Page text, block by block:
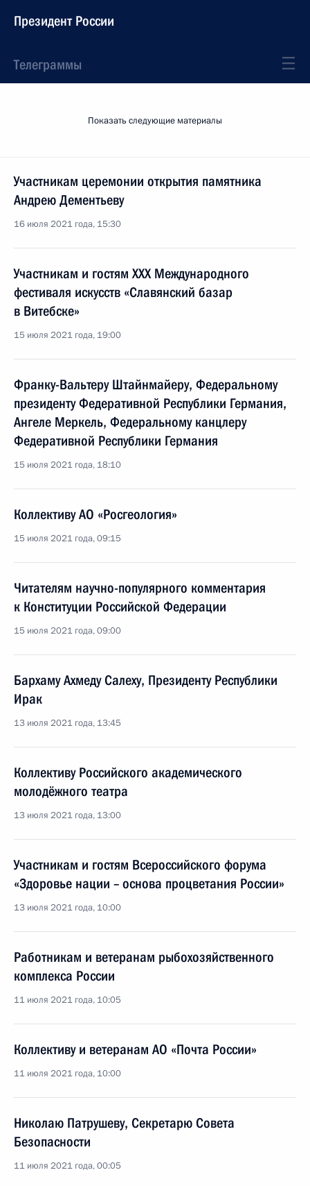
Президент России
Телеграммы
Показать следующие материалы
Участникам церемонии открытия памятника
Андрею Дементьеву
16 июля 2021 года, 15:30
Участникам и гостям XXX Международного
фестиваля искусств «Славянский базар
в Витебске»
15 июля 2021 года, 19:00
Франку-Вальтеру Штайнмайеру, Федеральному
президенту Федеративной Республики Германия,
Ангеле Меркель, Федеральному канцлеру
Федеративной Республики Германия
15 июля 2021 года, 18:10
Коллективу АО «Росгеология»
15 июля 2021 года, 09:15
Читателям научно-популярного комментария
к Конституции Российской Федерации
15 июля 2021 года, 09:00
Бархаму Ахмеду Салеху, Президенту Республики
Ирак
13 июля 2021 года, 13:45
Коллективу Российского академического
молодёжного театра
13 июля 2021 года, 13:00
Участникам и гостям Всероссийского форума
«Здоровье нации – основа процветания России»
13 июля 2021 года, 10:00
Работникам и ветеранам рыбохозяйственного
комплекса России
11 июля 2021 года, 10:05
Коллективу и ветеранам АО «Почта России»
11 июля 2021 года, 10:00
Николаю Патрушеву, Секретарю Совета
Безопасности
11 июля 2021 года, 00:05